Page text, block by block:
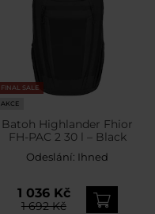
FINAL SALE
AKCE
Batoh Highlander Fhior
FH-PAC 2 30 l – Black
Odeslání: Ihned
1 036 Kč
1 692 Kč